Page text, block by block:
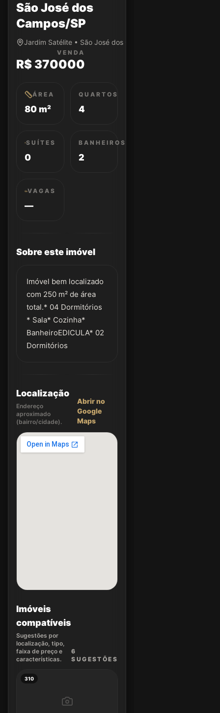
São José dos
Campos/SP
Jardim Satélite • São José dos Campos/SP
VENDA
R$ 370000
ÁREA
80 m²
QUARTOS
4
SUÍTES
0
BANHEIROS
2
VAGAS
—
Sobre este imóvel
Imóvel bem localizado
com 250 m² de área
total.* 04 Dormitórios
* Sala* Cozinha*
BanheiroEDICULA* 02
Dormitórios
Localização
Endereço
aproximado
(bairro/cidade).
Abrir no
Google
Maps
Imóveis
compatíveis
Sugestões por
localização, tipo,
faixa de preço e
características.
6
SUGEST ÕES
310